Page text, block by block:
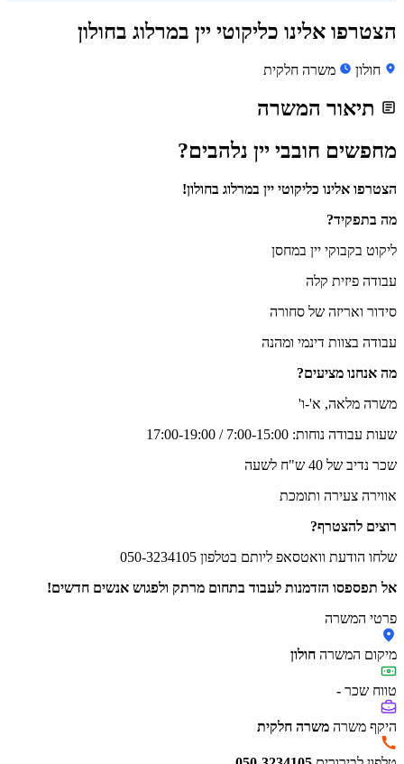
הצטרפו אלינו כליקוטי יין במרלוג בחולון
חולון משרה חלקית
תיאור המשרה
מחפשים חובבי יין נלהבים?
הצטרפו אלינו כליקוטי יין במרלוג בחולון!
מה בתפקיד?
ליקוט בקבוקי יין במחסן
עבודה פיזית קלה
סידור ואריזה של סחורה
עבודה בצוות דינמי ומהנה
מה אנחנו מציעים?
משרה מלאה, א'-ו'
שעות עבודה נוחות: 7:00-15:00 / 17:00-19:00
שכר נדיב של 40 ש"ח לשעה
אווירה צעירה ותומכת
רוצים להצטרף?
שלחו הודעת וואטסאפ ליותם בטלפון 050-3234105
אל תפספסו הזדמנות לעבוד בתחום מרתק ולפגוש אנשים חדשים!
פרטי המשרה
מיקום המשרה חולון
טווח שכר -
היקף משרה משרה חלקית